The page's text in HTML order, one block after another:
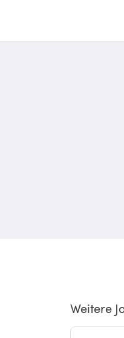
Weitere